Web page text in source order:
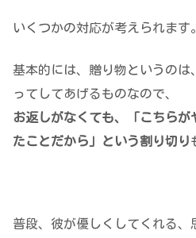
いくつかの対応が考えられます。
基本的には、贈り物というのは
ってしてあげるものなので、
お返しがなくても、「こちら
たことだから」という割り切り
普段、彼が優しくしてくれる、